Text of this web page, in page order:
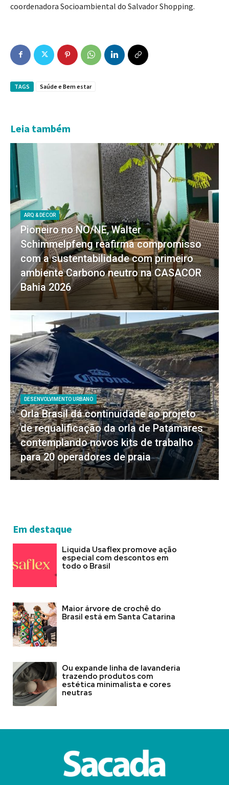
coordenadora Socioambiental do Salvador Shopping.
TAGS Saúde e Bem estar
Leia também
ARQ & DECOR
Pioneiro no NO/NE, Walter
Schimmelpfeng reafirma compromisso
com a sustentabilidade com primeiro
ambiente Carbono neutro na CASACOR
Bahia 2026
DESENVOLVIMENTO URBANO
Orla Brasil dá continuidade ao projeto
de requalificação da orla de Patamares
contemplando novos kits de trabalho
para 20 operadores de praia
Em destaque
Liquida Usaflex promove ação
especial com descontos em
todo o Brasil
Maior árvore de crochê do
Brasil está em Santa Catarina
Ou expande linha de lavanderia
trazendo produtos com
estética minimalista e cores
neutras